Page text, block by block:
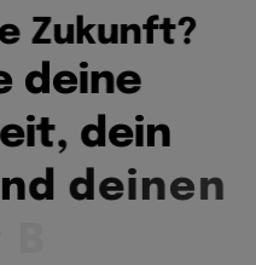
Zukunft?
deine
eit, dein
nd deinen